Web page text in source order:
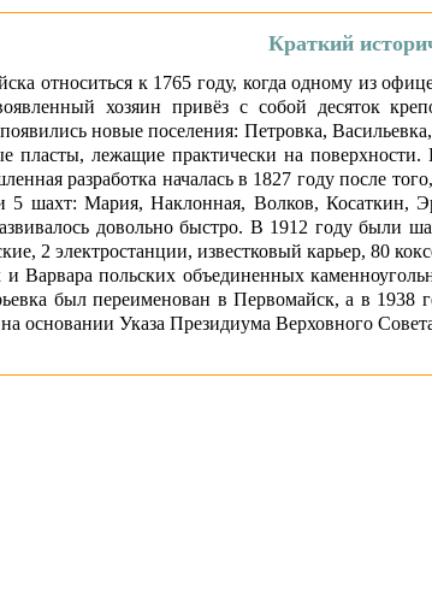
Краткий
относиться к 1765 году, когда одному из
хозяин привёз с собой десяток
новые поселения: Петровка,
пласты, лежащие практически на поверхности.
разработка началась в 1827 году после
5 шахт: Мария, Наклонная, Волков, Косаткин,
довольно быстро. В 1912 году были
2 электростанции, известковый карьер, 80
Варвара польских объединенных
был переименован в Первомайск, а в 1938
основании Указа Президиума Верховного